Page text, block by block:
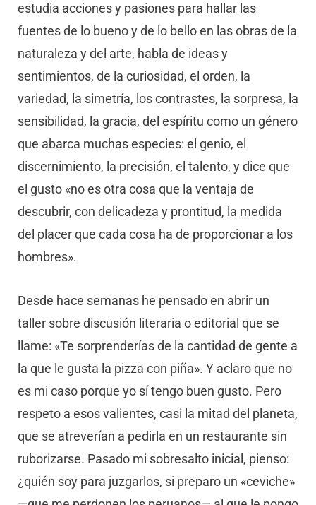
estudia acciones y pasiones para hallar las
fuentes de lo bueno y de lo bello en las obras de la
naturaleza y del arte, habla de ideas y
sentimientos, de la curiosidad, el orden, la
variedad, la simetría, los contrastes, la sorpresa, la
sensibilidad, la gracia, del espíritu como un género
que abarca muchas especies: el genio, el
discernimiento, la precisión, el talento, y dice que
el gusto «no es otra cosa que la ventaja de
descubrir, con delicadeza y prontitud, la medida
del placer que cada cosa ha de proporcionar a los
hombres».
Desde hace semanas he pensado en abrir un
taller sobre discusión literaria o editorial que se
llame: «Te sorprenderías de la cantidad de gente a
la que le gusta la pizza con piña». Y aclaro que no
es mi caso porque yo sí tengo buen gusto. Pero
respeto a esos valientes, casi la mitad del planeta,
que se atreverían a pedirla en un restaurante sin
ruborizarse. Pasado mi sobresalto inicial, pienso:
¿quién soy para juzgarlos, si preparo un «ceviche»